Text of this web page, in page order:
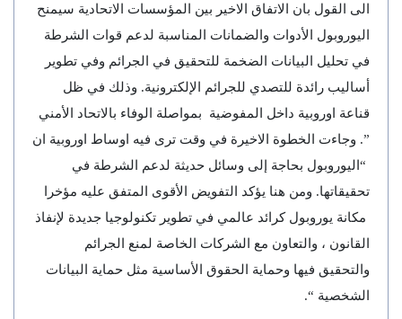
الى القول بان الاتفاق الاخير بين المؤسسات الاتحادية سيمنح
اليوروبول الأدوات والضمانات المناسبة لدعم قوات الشرطة
في تحليل البيانات الضخمة للتحقيق في الجرائم وفي تطوير
أساليب رائدة للتصدي للجرائم الإلكترونية. وذلك في ظل
قناعة اوروبية داخل المفوضية بمواصلة الوفاء بالاتحاد الأمني ​​
”. وجاءت الخطوة الاخيرة في وقت ترى فيه اوساط اوروبية ان
“اليوروبول بحاجة إلى وسائل حديثة لدعم الشرطة في
تحقيقاتها. ومن هنا يؤكد التفويض الأقوى المتفق عليه مؤخرا
مكانة يوروبول كرائد عالمي في تطوير تكنولوجيا جديدة لإنفاذ
القانون ، والتعاون مع الشركات الخاصة لمنع الجرائم
والتحقيق فيها وحماية الحقوق الأساسية مثل حماية البيانات
الشخصية “.